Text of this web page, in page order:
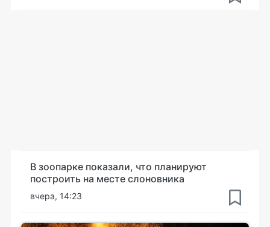
В зоопарке показали, что планируют
построить на месте слоновника
вчера, 14:23